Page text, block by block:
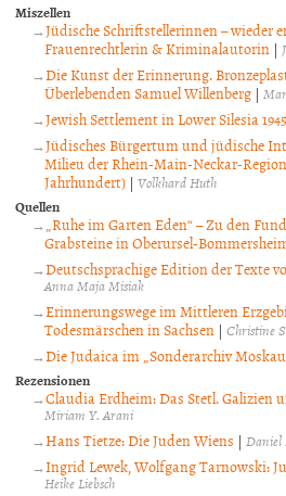
Miszellen
Jüdische Schriftstellerinnen – wieder
Frauenrechtlerin & Kriminalautorin |
Die Kunst der Erinnerung.
Überlebenden Samuel Willenberg |
Jewish Settlement in Lower Silesia
Jüdisches Bürgertum und jüdische
Milieu der Rhein-Main-Neckar-
Jahrhundert) | Volkhard Huth
Quellen
„Ruhe im Garten Eden“ – Zu den
Grabsteine in Oberursel-
Deutschsprachige Edition der Texte
Anna Maja Misiak
Erinnerungswege im Mittleren
Todesmärschen in Sachsen | Christine
Die Judaica im „Sonderarchiv
Rezensionen
Claudia Erdheim: Das Stetl. Galizien
Miriam Y. Arani
Hans Tietze: Die Juden Wiens |Daniel
Ingrid Lewek, Wolfgang Tarnowski:
Heike Liebsch